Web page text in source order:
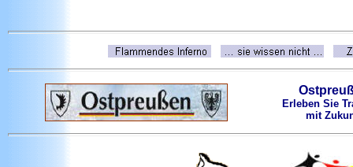
Erleben Sie
mit